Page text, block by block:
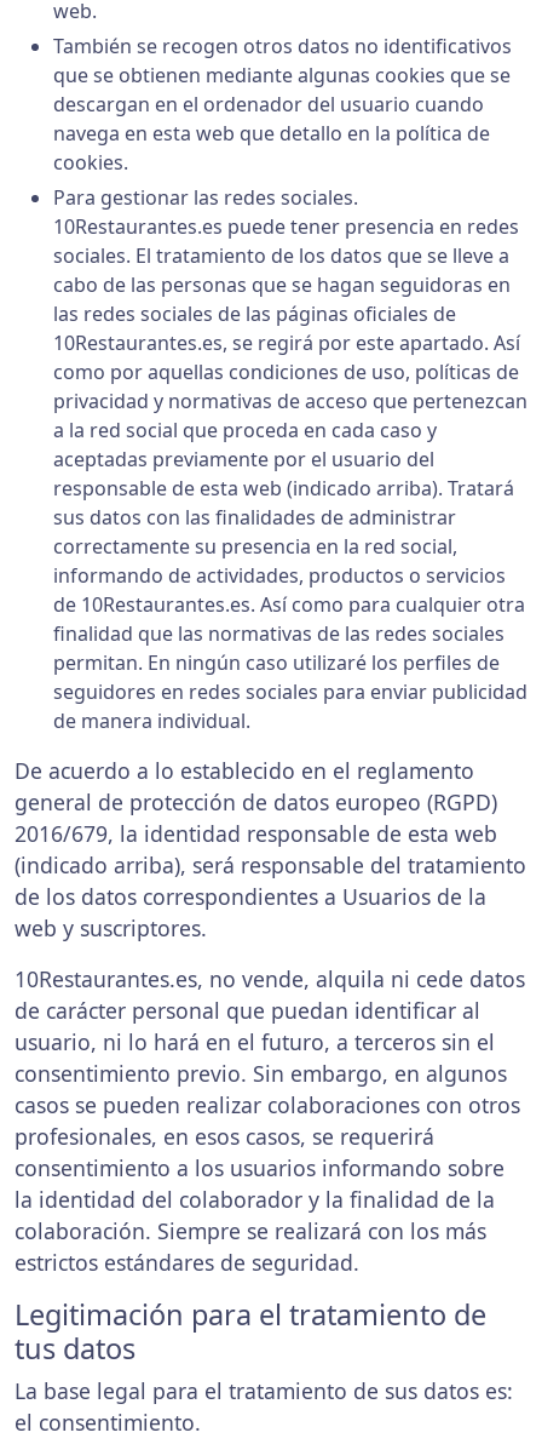
web.
También se recogen otros datos no identificativos
que se obtienen mediante algunas cookies que se
descargan en el ordenador del usuario cuando
navega en esta web que detallo en la política de
cookies.
Para gestionar las redes sociales.
10Restaurantes.es puede tener presencia en redes
sociales. El tratamiento de los datos que se lleve a
cabo de las personas que se hagan seguidoras en
las redes sociales de las páginas oficiales de
10Restaurantes.es, se regirá por este apartado. Así
como por aquellas condiciones de uso, políticas de
privacidad y normativas de acceso que pertenezcan
a la red social que proceda en cada caso y
aceptadas previamente por el usuario del
responsable de esta web (indicado arriba). Tratará
sus datos con las finalidades de administrar
correctamente su presencia en la red social,
informando de actividades, productos o servicios
de 10Restaurantes.es. Así como para cualquier otra
finalidad que las normativas de las redes sociales
permitan. En ningún caso utilizaré los perfiles de
seguidores en redes sociales para enviar publicidad
de manera individual.
De acuerdo a lo establecido en el reglamento
general de protección de datos europeo (RGPD)
2016/679, la identidad responsable de esta web
(indicado arriba), será responsable del tratamiento
de los datos correspondientes a Usuarios de la
web y suscriptores.
10Restaurantes.es, no vende, alquila ni cede datos
de carácter personal que puedan identificar al
usuario, ni lo hará en el futuro, a terceros sin el
consentimiento previo. Sin embargo, en algunos
casos se pueden realizar colaboraciones con otros
profesionales, en esos casos, se requerirá
consentimiento a los usuarios informando sobre
la identidad del colaborador y la finalidad de la
colaboración. Siempre se realizará con los más
estrictos estándares de seguridad.
Legitimación para el tratamiento de
tus datos
La base legal para el tratamiento de sus datos es:
el consentimiento.